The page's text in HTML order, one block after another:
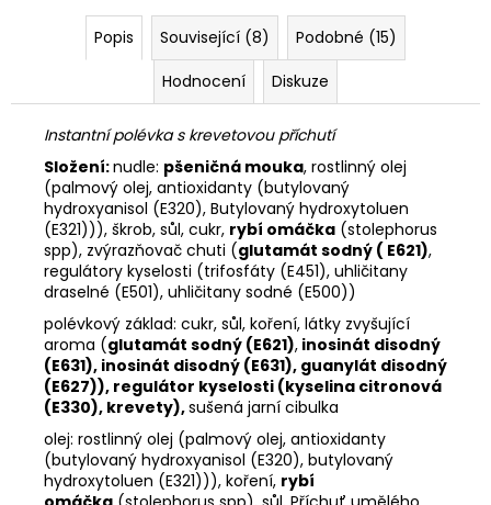
Popis Související (8)
Podobné (15)
Hodnocení
Diskuze
Instantní polévka s krevetovou příchutí
Složení:nudle: pšeničná mouka, rostlinný olej
(palmový olej, antioxidanty (butylovaný
hydroxyanisol (E320), Butylovaný hydroxytoluen
(E321))), škrob, sůl, cukr, rybí omáčka (stolephorus
spp), zvýrazňovač chuti (glutamát sodný ( E621),
regulátory kyselosti (trifosfáty (E451), uhličitany
draselné (E501), uhličitany sodné (E500))
polévkový základ: cukr, sůl, koření, látky zvyšující
aroma (glutamát sodný (E621), inosinát disodný
(E631), inosinát disodný (E631), guanylát disodný
(E627)), regulátor kyselosti (kyselina citronová
(E330), krevety),sušená jarní cibulka
olej: rostlinný olej (palmový olej, antioxidanty
(butylovaný hydroxyanisol (E320), butylovaný
hydroxytoluen (E321))), koření, rybí
j
ŽEBROVANÉ
LEGÍNY
AMBER
349
Kč